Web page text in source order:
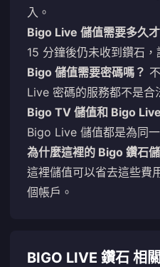
入。
Bigo Live 儲值需要多久
15 分鐘後仍未收到鑽石
Bigo 儲值需要密碼嗎？
Live 密碼的服務都不是合
Bigo TV 儲值和 Bigo
Bigo Live 儲值都是為同
為什麼這裡的 Bigo 鑽石
這裡儲值可以省去這些費
個帳戶。
BIGO LIVE 鑽石 相